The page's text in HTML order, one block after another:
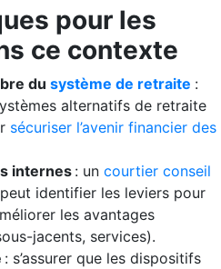
pour les
ce contexte
du système de retraite :
alternatifs de retraite
sécuriser l’avenir financier des
internes : un courtier conseil
identifier les leviers pour
les avantages
jacents, services).
: s’assurer que les dispositifs